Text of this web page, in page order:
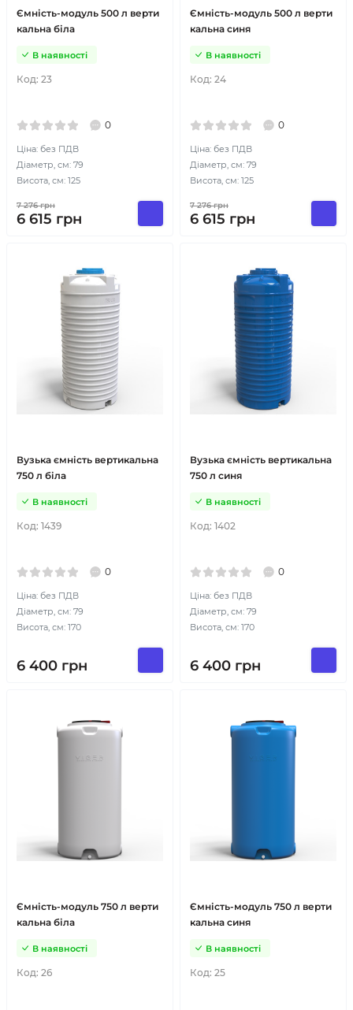
Ємність-модуль 500 л верти
кальна біла
Код: 23
В наявності
0
Ціна: без ПДВ
Діаметр, см: 79
Висота, см: 125
7 276грн
6 615 грн
Ємність-модуль 500 л верти
кальна синя
Код: 24
В наявності
0
Ціна: без ПДВ
Діаметр, см: 79
Висота, см: 125
7 276грн
6 615 грн
Вузька ємність вертикальна
750 л біла
Код: 1439
В наявності
0
Ціна: без ПДВ
Діаметр, см: 79
Висота, см: 170
6 400 грн
Вузька ємність вертикальна
750 л синя
Код: 1402
В наявності
0
Ціна: без ПДВ
Діаметр, см: 79
Висота, см: 170
6 400 грн
Ємність-модуль 750 л верти
кальна біла
Код: 26
В наявності
Ємність-модуль 750 л верти
кальна синя
Код: 25
В наявності